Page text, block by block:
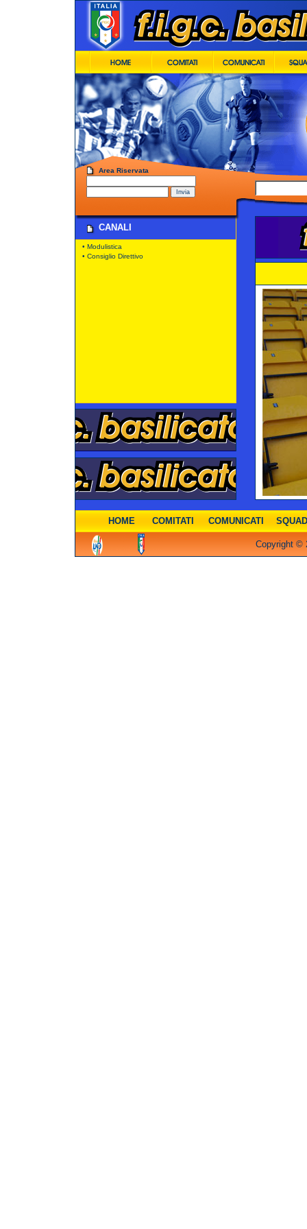
Area Riservata
CANALI
• Modulistica
• Consiglio Direttivo
HOME COMITATI COMUNICATI
Copyright ©